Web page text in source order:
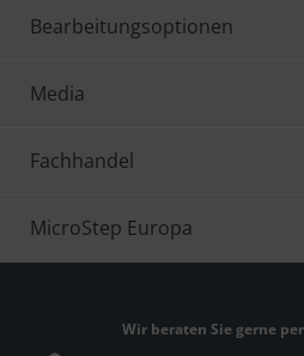
Bearbeitungsoptionen
Media
Fachhandel
MicroStep Europa
Wir beraten Sie gerne